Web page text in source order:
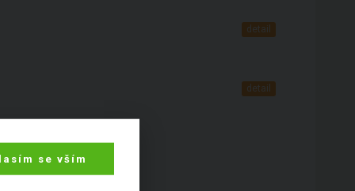
detail
detail
se vším